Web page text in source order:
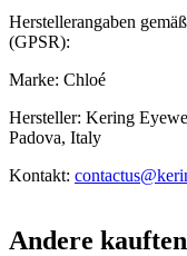
Herstellerangaben
(GPSR):
Marke: Chloé
Hersteller: Kering
Padova, Italy
Kontakt:
Andere